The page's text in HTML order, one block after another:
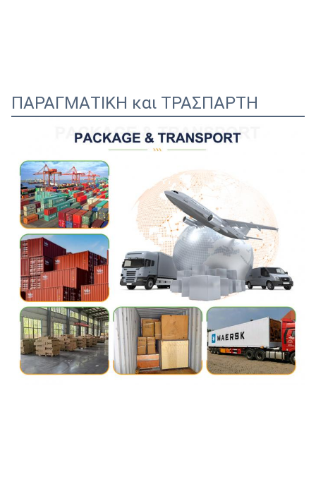
ΠΑΡΑΓΜΑΤΙΚΗ και ΤΡΑΣΠΑΡΤΗ